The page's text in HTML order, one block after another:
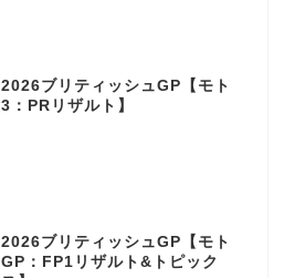
2026ブリティッシュGP【モト
3：PRリザルト】
2026ブリティッシュGP【モト
GP：FP1リザルト&トピック